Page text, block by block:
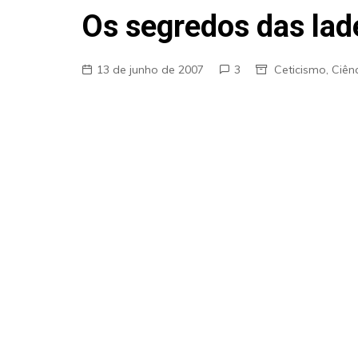
Pareidolia
Os segredos das
13 de junho de 2007 3 Ceticismo,